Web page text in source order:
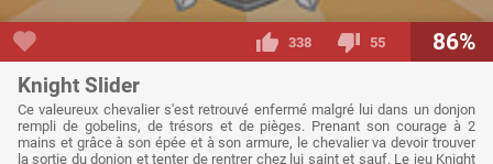
338 55 86%
Knight Slider
Ce valeureux chevalier s'est retrouvé enfermé malgré lui dans un donjon
rempli de gobelins, de trésors et de pièges. Prenant son courage à 2
mains et grâce à son épée et à son armure, le chevalier va devoir trouver
la sortie du donjon et tenter de rentrer chez lui saint et sauf. Le jeu Knight